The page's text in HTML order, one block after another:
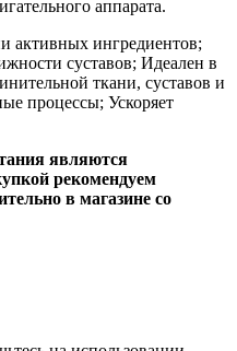
аппарата.
активных ингредиентов;
суставов; Идеален в
ткани, суставов и
процессы; Ускоряет
являются
рекомендуем
в магазине со